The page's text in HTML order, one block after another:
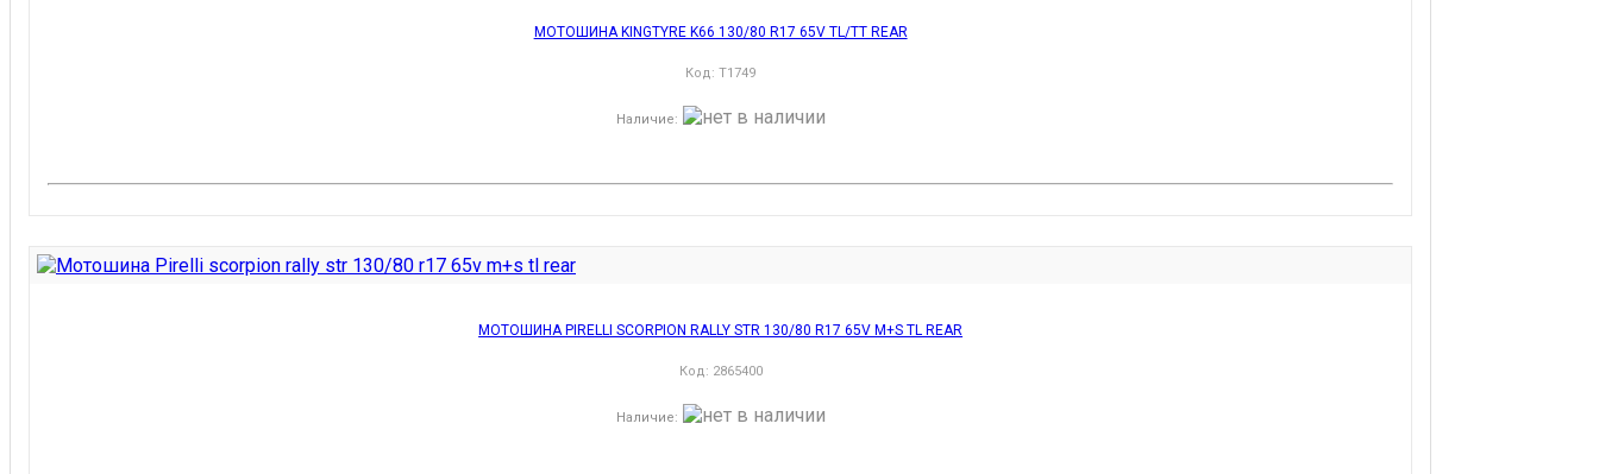
МОТОШИНА KINGTYRE K66 130/80 R17 65V TL/TT REAR
Код:T1749
Наличие:
МОТОШИНА PIRELLI SCORPION RALLY STR 130/80 R17 65V M+S TL REAR
Код: 2865400
Наличие: